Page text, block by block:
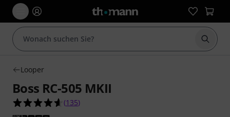
Suche
Looper
Boss RC-505 MKII
4.6 von 5 Sternen aus 135 Kundenbewertungen
(135)